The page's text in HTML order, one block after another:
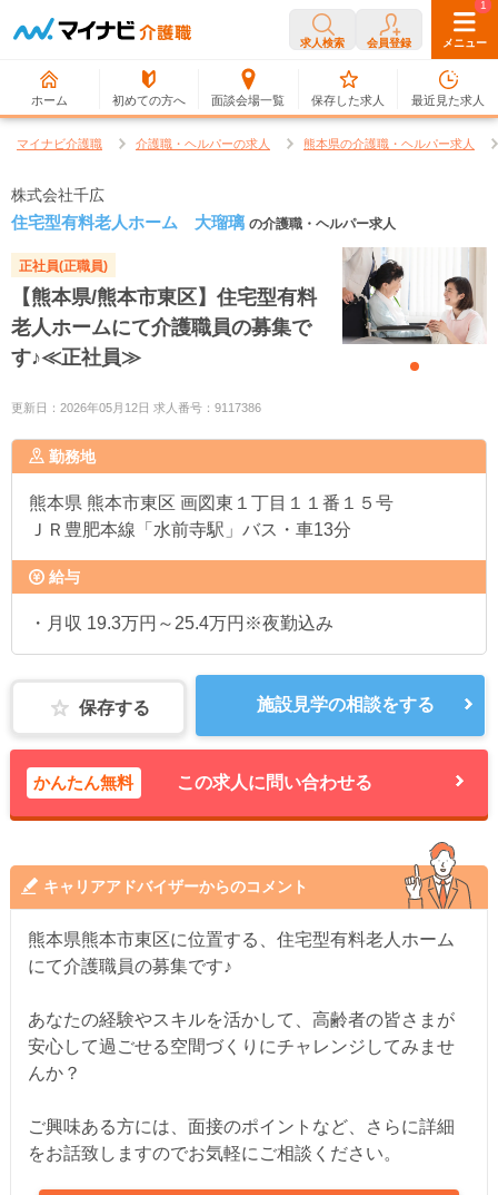
求人検索 会員登録 メニュー
ホーム 初めての方へ 面談会場一覧
0
保存した求人
1
最近見た求人
マイナビ介護職 介護職・ヘルパーの求人 熊本県の介護職・ヘルパー求人
株式会社千広
住宅型有料老人ホーム 大瑠璃 の介護職・ヘルパー求人
正社員(正職員)
【熊本県/熊本市東区】住宅型有料
老人ホームにて介護職員の募集で
す♪≪正社員≫
更新日：2026年05月12日 求人番号：9117386
勤務地
熊本県 熊本市東区 画図東１丁目１１番１５号
ＪＲ豊肥本線「水前寺駅」バス・車13分
給与
・月収 19.3万円～25.4万円※夜勤込み
保存する 施設見学の相談をする
かんたん無料 この求人に問い合わせる
キャリアアドバイザーからのコメント
熊本県熊本市東区に位置する、住宅型有料老人ホーム
にて介護職員の募集です♪
あなたの経験やスキルを活かして、高齢者の皆さまが
安心して過ごせる空間づくりにチャレンジしてみませ
んか？
ご興味ある方には、面接のポイントなど、さらに詳細
をお話致しますのでお気軽にご相談ください。